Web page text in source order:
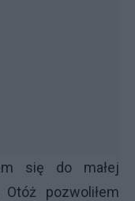
się do małej
pozwoliłem